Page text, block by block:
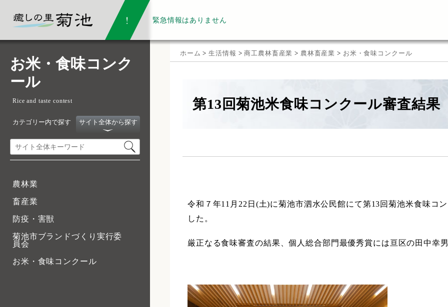
緊急情報はありません
お米・食味コンク
ール
Rice and taste contest
カテゴリー内で探す サイト全体から探す
農林業
畜産業
防疫・害獣
菊池市ブランドづくり実行委
員会
お米・食味コンクール
ホーム >生活情報 >商工農林畜産業 > 農林畜産業 > お米・食味コンクール
第13回菊池米食味コンクール審査結果
令和７年11月22日(土)に菊池市泗水公民館にて第13回菊池米食味コ
した。
厳正なる食味審査の結果、個人総合部門最優秀賞には亘区の田中幸